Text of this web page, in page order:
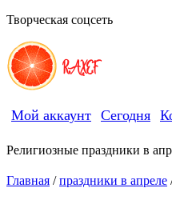
Творческая соцсеть
RAXEF
Мой аккаунт Сегодня
Религиозные праздники в
Главная / праздники в апреле